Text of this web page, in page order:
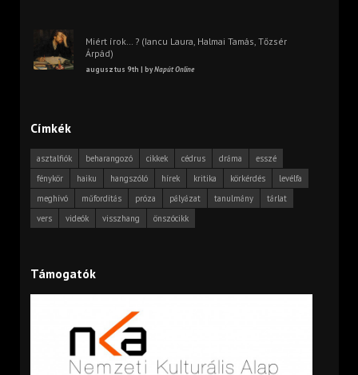
Miért írok… ? (Iancu Laura, Halmai Tamás, Tőzsér
Árpád)
augusztus 9th | byNapút Online
Címkék
asztalfiók beharangozó cikkek cédrus dráma
esszé
fénykör
haiku hangszóló hírek kritika körkérdés
levélfa
meghívó
műfordítás próza pályázat tanulmány
tárlat
vers
videók visszhang önszócikk
Támogatók